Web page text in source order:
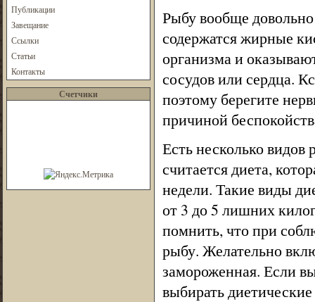
Публикации
Завещание
Ссылки
Статьи
Контакты
Счетчики
Рыбу вообще
содержатся жирные
организма и
сосудов или сердца.
поэтому берегите
причиной
Есть несколько
считается диета,
недели. Такие виды
от 3 до 5 лишних
помнить, что при
рыбу. Желательно
замороженная. Если
выбирать